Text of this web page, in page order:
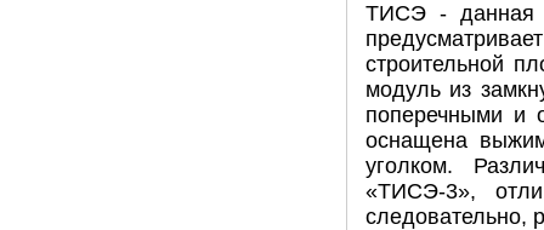
ТИСЭ - данная
строительной
модуль из
поперечными и
оснащена
уголком.
«ТИСЭ-3»,
следовательно,